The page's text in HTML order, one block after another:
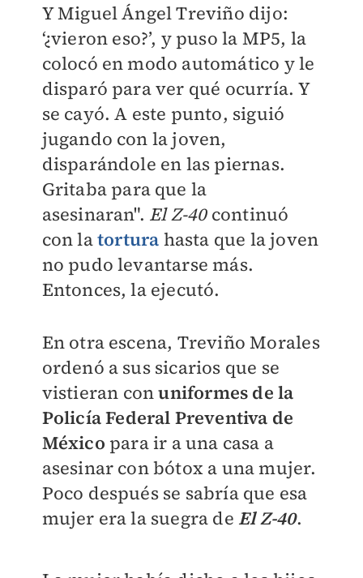
Y Miguel Ángel Treviño dijo:
‘¿vieron eso?’, y puso la MP5, la
colocó en modo automático y le
disparó para ver qué ocurría. Y
se cayó. A este punto, siguió
jugando con la joven,
disparándole en las piernas.
Gritaba para que la
asesinaran". El Z-40continuó
con latortura hasta que la joven
no pudo levantarse más.
Entonces, la ejecutó.
En otra escena, Treviño Morales
ordenó a sus sicarios que se
vistieran conuniformes de la
Policía Federal Preventiva de
México para ir a una casa a
asesinar con bótox a una mujer.
Poco después se sabría que esa
mujer era la suegra de ElZ-40.